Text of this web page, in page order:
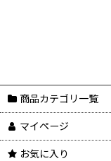
商品カテゴリ一覧
マイページ
お気に入り